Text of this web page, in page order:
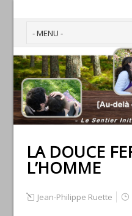
LA DOUCE
L’HOMME
Jean-Philippe Ruette